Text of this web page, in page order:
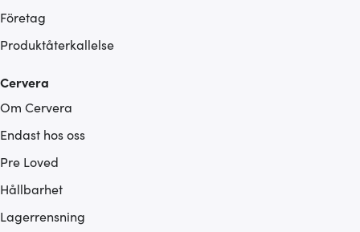
Företag
Produktåterkallelse
Cervera
Om Cervera
Endast hos oss
Pre Loved
Hållbarhet
Lagerrensning